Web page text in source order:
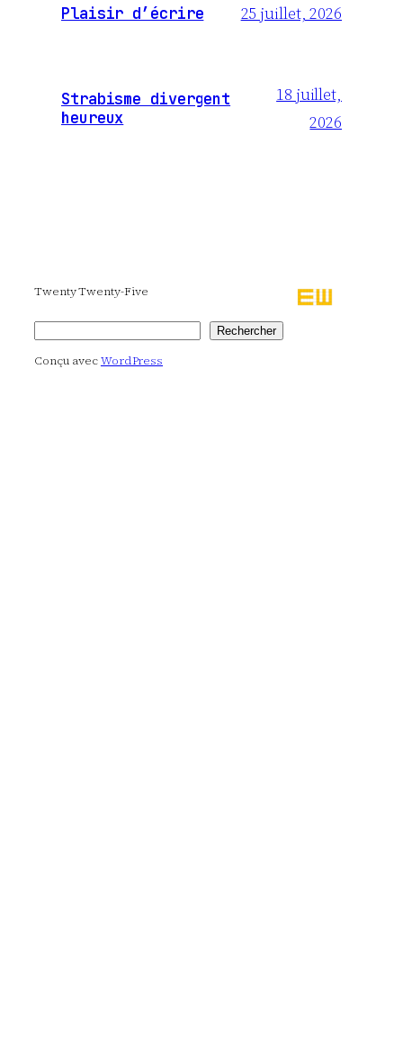
Plaisir d’écrire 25 juillet, 2026
Strabisme divergent
heureux
18 juillet,
2026
Twenty Twenty-Five
Rechercher
Conçu avecWordPress